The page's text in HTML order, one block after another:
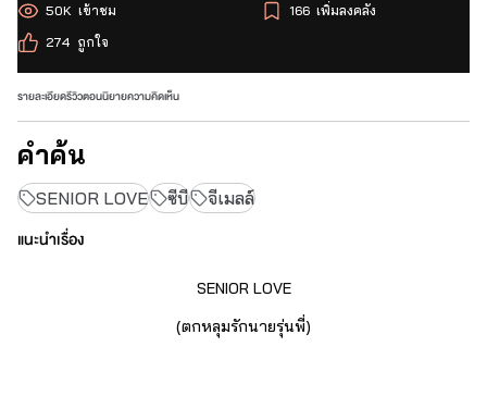
เข้าชม
50K
ถูกใจ
274
เพิ่มลงคลัง
166
รายละเอียดรีวิวตอนนิยายความคิดเห็น
คำค้น
SENIOR LOVE ซีบี จีเมลล์
แนะนำเรื่อง
SENIOR LOVE
(ตกหลุมรักนายรุ่นพี่)